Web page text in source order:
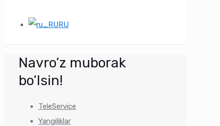
RU
Navro‘z muborak
bo‘lsin!
TeleService
Yangiliklar